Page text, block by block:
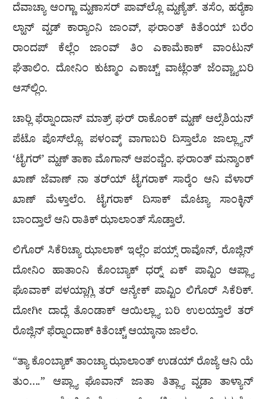
ದೆವಾಚ್ಯಾ ಆಂಗ್ಣಾ ಮ್ಹಣಾಸರ್ ಪಾವ್‌ಲ್ಲೊ ಮ್ಹಣ್ಯೆತ್. ತಸೆಂ, ಹರ‍್ಯೆಕಾ
ಲ್ಹಾನ್ ವ್ಹಡ್ ಕಾರ‍್ಯಾಂನಿ ಜಾಂವ್, ಘರಾಂತ್ ಕಿತೆಂಯ್ ಬರೆಂ
ರಾಂದಪ್ ಕೆಲ್ಲೆಂ ಜಾಂವ್ ತಿಂ ಎಕಾಮೆಕಾಕ್ ವಾಂಟುನ್
ಘೆತಾಲಿಂ. ದೋನಿಂ ಕುಟ್ಮಾಂ ಎಕಾಚ್ಚ್ ವಾಟ್ಲೆಂತ್ ಜೆಂವ್ಚ್ಯಾಬರಿ
ಆಸ್‌ಲ್ಲಿಂ.
ಚಾರ‍್ಲಿ ಫೆರ‍್ನಾಂದಾನ್ ಮಾತ್ರ್ ಘರ್ ರಾಕೊಂಕ್ ಮ್ಹಣ್ ಆಲ್ಸೆಶಿಯನ್
ಪೆಟೊ ಪೊಸ್‌ಲ್ಲೊ. ಪಳಂವ್ಕ್ ವಾಗಾಬರಿ ದಿಸ್ತಾಲೊ ಜಾಲ್ಲ್ಯಾನ್
‘ಟೈಗರ್’ ಮ್ಹಣ್ ತಾಕಾ ಮೊಗಾನ್ ಆಪಂವ್ಚೆಂ. ಘರಾಂತ್ ಮನ್ಶಾಂಕ್
ಖಾಣ್ ಜೆವಾಣ್ ನಾ ತರ್‌ಯ್ ಟೈಗರಾಕ್ ಸಾರ‍್ಕೆಂ ಆನಿ ವೆಳಾರ್
ಖಾಣ್ ಮೆಳ್ತಾಲೆಂ. ಟೈಗರಾಕ್ ದಿಸಾಕ್ ಮೊಟ್ಯಾ ಸಾಂಕ್ಳಿನ್
ಬಾಂದ್ತಾಲೆ ಆನಿ ರಾತಿಕ್ ಝಾಲಾಂತ್ ಸೊಡ್ತಾಲೆ.
ಲಿಗೊರ್ ಸಿಕೆರಿಚ್ಯಾ ಝಾಲಾಕ್ ಇಲ್ಲೆಂ ಪಯ್ಸ್ ರಾವೊನ್, ರೊಜ್ಲಿನ್
ದೋನಿಂ ಹಾತಾಂನಿ ಕೊಂಬ್ಯಾಕ್ ಧರ‍್ನ್ ಏಕ್ ಪಾವ್ಟಿಂ ಆಪ್ಲ್ಯಾ
ಘೊವಾಕ್ ಪಳಯ್ಲಾಗ್ಲಿ ತರ್ ಆನ್ಯೇಕ್ ಪಾವ್ಟಿಂ ಲಿಗೊರ್ ಸಿಕೆರಿಕ್.
ದೋಗೀ ದಾದ್ಲೆ ತೊಂಡಾಕ್ ಆಯಿಲ್ಲ್ಯಾ ಬರಿ ಉಲಯ್ತಾಲೆ ತರ್
ರೊಜ್ಲಿನ್ ಫೆರ‍್ನಾಂದಾಕ್ ಕಿತೆಂಚ್ಚ್ ಆಯ್ಕಾನಾ ಜಾಲೆಂ.
“ತ್ಯಾ ಕೊಂಬ್ಯಾಕ್ ತಾಂಚ್ಯಾ ಝಾಲಾಂತ್ ಉಡಯ್ ರೊಜ್ಯೆ ಆನಿ ಯೆ
ತುಂ….” ಆಪ್ಲ್ಯಾ ಘೊವಾನ್ ಜಾತಾ ತಿತ್ಲ್ಯಾ ವ್ಹಡಾ ತಾಳ್ಯಾನ್